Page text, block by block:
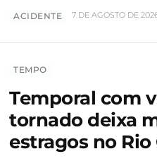
ACIDENTE 7 DE AGOSTO DE
TEMPO
Temporal com
tornado deixa
estragos no Rio